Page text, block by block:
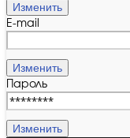
Изменить
E-mail
Изменить
Пароль
Изменить